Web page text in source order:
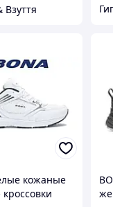
Взуття
кожаные